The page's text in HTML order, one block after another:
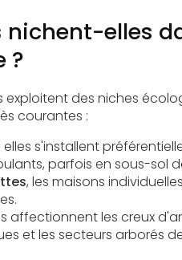
nichent-elles
?
exploitent des niches
courantes :
elles s'installent
parfois en sous-sol
, les maisons
affectionnent les creux
et les secteurs arborés